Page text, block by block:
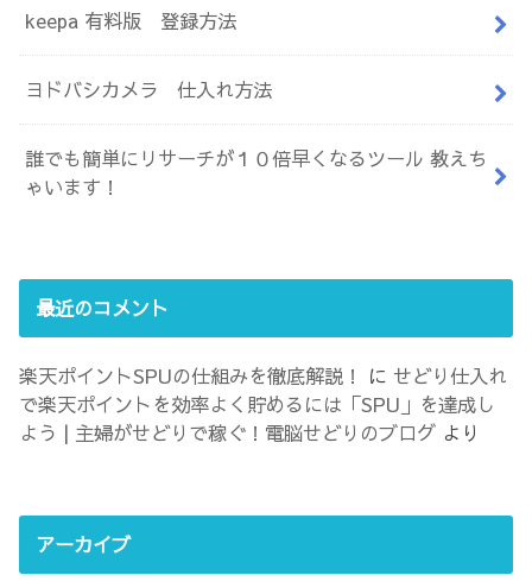
keepa 有料版 登録方法
ヨドバシカメラ 仕入れ方法
誰でも簡単にリサーチが１０倍早くなるツール 教えち
ゃいます！
最近のコメント
楽天ポイントSPUの仕組みを徹底解説！ にせどり仕入れ
で楽天ポイントを効率よく貯めるには「SPU」を達成し
よう | 主婦がせどりで稼ぐ！電脳せどりのブログ より
アーカイブ